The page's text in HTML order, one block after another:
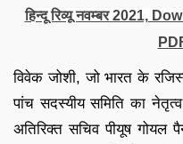
हिन्दू रिव्यू नवम्बर 2021,
विवेक जोशी, जो भारत के
पांच सदस्यीय समिति का
अतिरिक्त सचिव पीयूष